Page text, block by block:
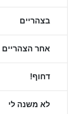
בצהריים
אחר הצהריים
דחוף!
לא משנה לי